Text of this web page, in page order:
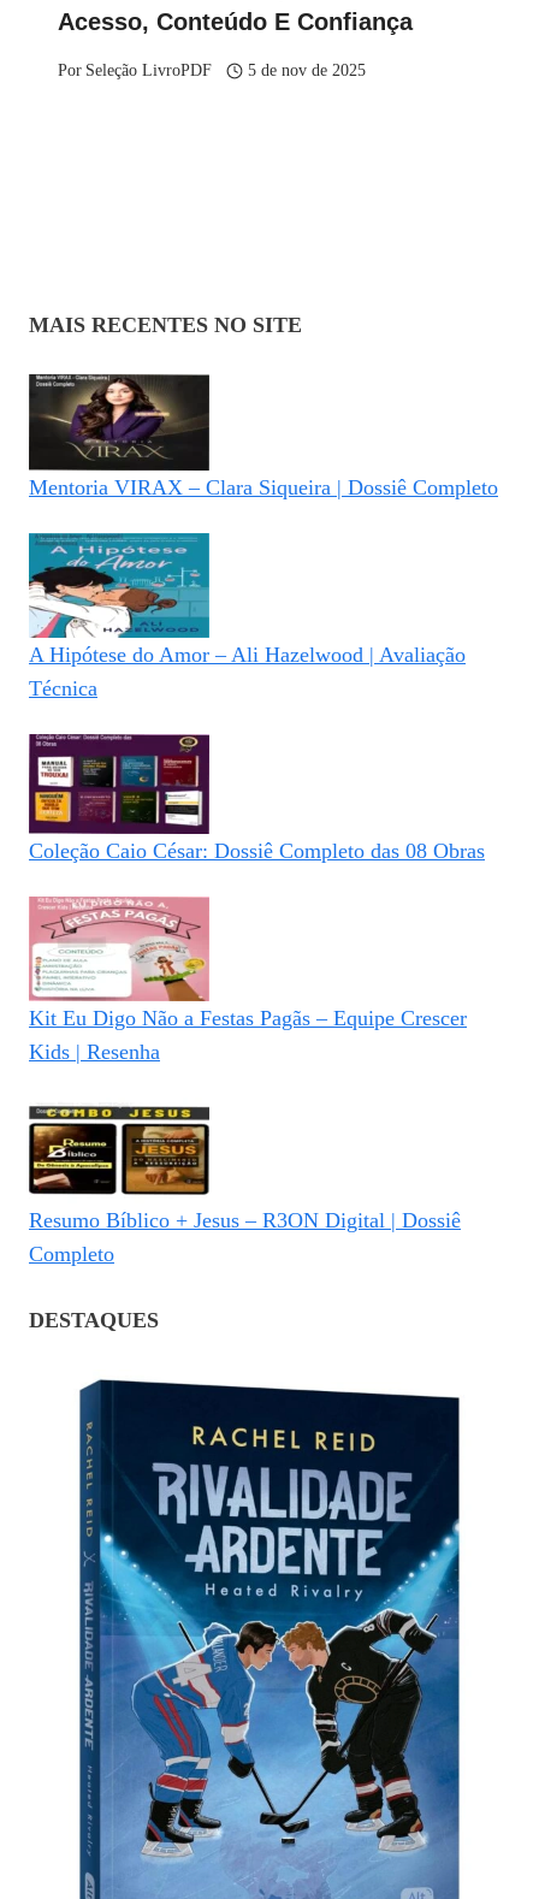
Acesso, Conteúdo E Confiança
Por Seleção LivroPDF 5 de nov de 2025
MAIS RECENTES NO SITE
Mentoria VIRAX – Clara Siqueira | Dossiê Completo
A Hipótese do Amor – Ali Hazelwood | Avaliação
Técnica
Coleção Caio César: Dossiê Completo das 08 Obras
Kit Eu Digo Não a Festas Pagãs – Equipe Crescer
Kids | Resenha
Resumo Bíblico + Jesus – R3ON Digital | Dossiê
Completo
DESTAQUES